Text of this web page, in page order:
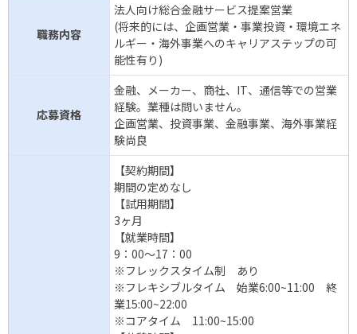
職務内容
法人向け総合金融サービス提案営業
(将来的には、企画営業・事業投資・環境エネ
ルギー・海外事業へのキャリアステップの可
能性有り)
応募資格
金融、メーカー、商社、IT、通信等での営業
経験。業種は問いません。
企画営業、投資事業、金融事業、海外事業経
験尚良
【契約期間】
期間の定めなし
【試用期間】
3ヶ月
【就業時間】
9：00～17：00
※フレックスタイム制 あり
※フレキシブルタイム 始業6:00~11:00 終
業15:00~22:00
※コアタイム 11:00~15:00